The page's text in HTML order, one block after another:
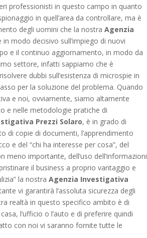
professionisti in questo campo in quanto
in quell’area da controllare, ma è
degli uomini che la nostraAgenzia
modo decisivo sull’impiego di nuovi
e il continuo aggiornamento, in modo da
settore, infatti sappiamo che è
dubbi sull’esistenza di microspie in
per la soluzione del problema. Quando
e noi, ovviamente, siamo altamente
e nelle metodologie pratiche di
Prezzi Solaro, è in grado di
di copie di documenti, l’apprendimento
e del “chi ha interesse per cosa”, del
importante, dell’uso dell’informazioni
il business a proprio vantaggio e
la nostraAgenzia Investigativa
vi garantirà l’assoluta sicurezza degli
realtà in questo specifico ambito è di
l’ufficio o l’auto e di preferire quindi
con noi vi saranno fornite tutte le